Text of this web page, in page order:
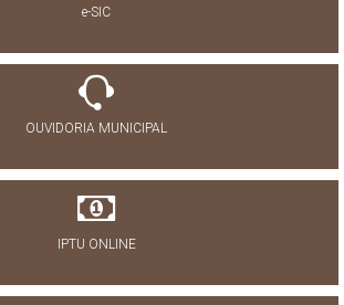
e-SIC
OUVIDORIA MUNICIPAL
IPTU ONLINE